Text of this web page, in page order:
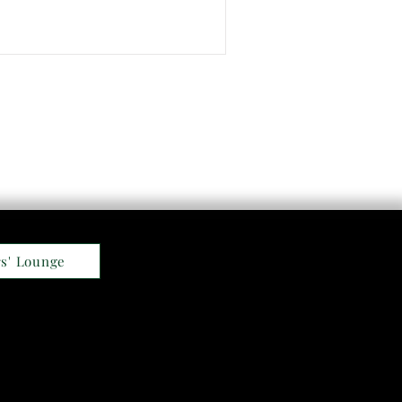
Lounge